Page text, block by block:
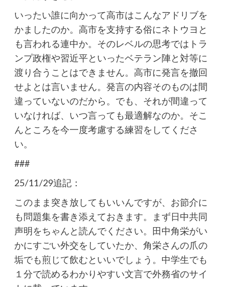
いったい誰に向かって高市はこんなアドリブを
かましたのか。高市を支持する俗にネトウヨと
も言われる連中か。そのレベルの思考ではトラ
ンプ政権や習近平といったベテラン陣と対等に
渡り合うことはできません。高市に発言を撤回
せよとは言いません。発言の内容そのものは間
違っていないのだから。でも、それが間違って
いなければ、いつ言っても最適解なのか。そこ
んところを今一度考慮する練習をしてくださ
い。
###
25/11/29追記：
このまま突き放してもいいんですが、お節介に
も問題集を書き添えておきます。まず日中共同
声明をちゃんと読んでください。田中角栄がい
かにすごい外交をしていたか、角栄さんの爪の
垢でも煎じて飲むといいでしょう。中学生でも
１分で読めるわかりやすい文言で外務省のサイ